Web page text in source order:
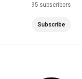
95 subscribers
Subscribe